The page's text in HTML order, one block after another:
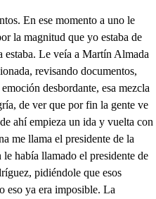
En ese momento a uno le
la magnitud que yo estaba de
estaba. Le veía a Martín Almada
revisando documentos,
desbordante, esa mezcla
de ver que por fin la gente ve
ahí empieza un ida y vuelta con
me llama el presidente de la
había llamado el presidente de
pidiéndole que esos
eso ya era imposible. La